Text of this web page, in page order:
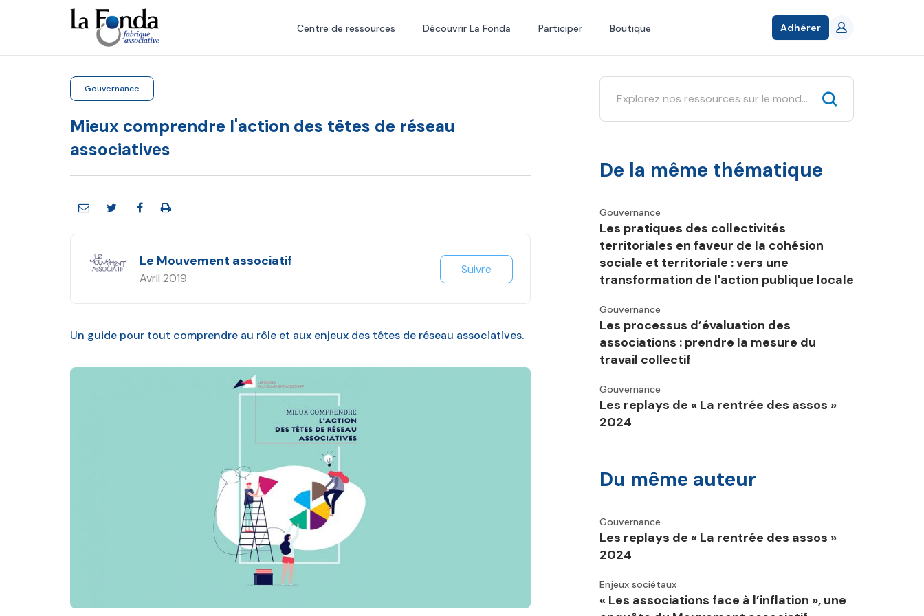
principal
Centre de ressources Découvrir La Fonda Participer Boutique Adhérer
Gouvernance
Mieux comprendre l'action des têtes de réseau
associatives
Le Mouvement associatif
Avril 2019
Suivre
Un guide pour tout comprendre au rôle et aux enjeux des têtes de réseau associatives.
De la même thématique
Gouvernance
Les pratiques des collectivités
territoriales en faveur de la cohésion
sociale et territoriale : vers une
transformation de l'action publique locale
Gouvernance
Les processus d’évaluation des
associations : prendre la mesure du
travail collectif
Gouvernance
Les replays de « La rentrée des assos »
2024
Du même auteur
Gouvernance
Les replays de « La rentrée des assos »
2024
Enjeux sociétaux
« Les associations face à l’inflation », une